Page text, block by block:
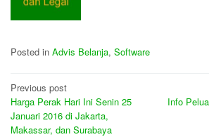
Posted in Advis Belanja, Software
Post
navigation
Previous post
Harga Perak Hari Ini Senin 25
Januari 2016 di Jakarta,
Makassar, dan Surabaya
Info